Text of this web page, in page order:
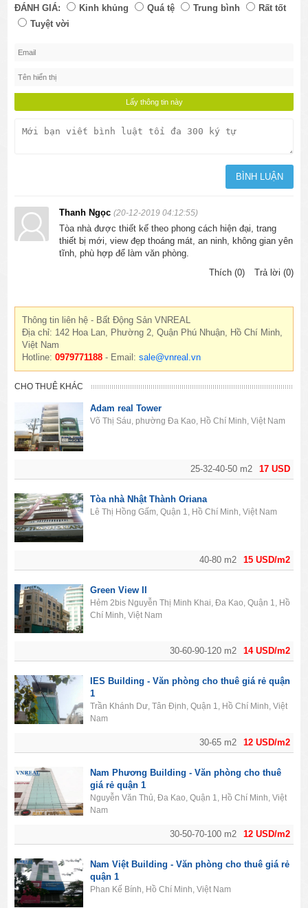
ĐÁNH GIÁ: Kinh khủng Quá tệ Trung bình
Rất tốt
Tuyệt vời
Thanh Ngọc(20-12-2019 04:12:55)
Tòa nhà được thiết kế theo phong cách hiện đại, trang
thiết bị mới, view đẹp thoáng mát, an ninh, không gian yên
tĩnh, phù hợp để làm văn phòng.
Thích (0)
Trả lời (0)
Thông tin liên hệ - Bất Động Sản VNREAL
Địa chỉ: 142 Hoa Lan, Phường 2, Quận Phú Nhuận, Hồ Chí Minh,
Việt Nam
Hotline:0979771188 - Email:sale@vnreal.vn
CHO THUÊ KHÁC
17 USD
25-32-40-50 m2
Adam real Tower
Võ Thị Sáu, phường Đa Kao, Hồ Chí Minh, Việt Nam
15 USD/m2
40-80 m2
Tòa nhà Nhật Thành Oriana
Lê Thị Hồng Gấm, Quận 1, Hồ Chí Minh, Việt Nam
14 USD/m2
30-60-90-120 m2
Green View II
Hẻm 2bis Nguyễn Thị Minh Khai, Đa Kao, Quận 1, Hồ
Chí Minh, Việt Nam
12 USD/m2
30-65 m2
IES Building - Văn phòng cho thuê giá rẻ quận
1
Trần Khánh Dư, Tân Định, Quận 1, Hồ Chí Minh, Việt
Nam
12 USD/m2
30-50-70-100 m2
Nam Phương Building - Văn phòng cho thuê
giá rẻ quận 1
Nguyễn Văn Thủ, Đa Kao, Quận 1, Hồ Chí Minh, Việt
Nam
Nam Việt Building - Văn phòng cho thuê giá rẻ
quận 1
Phan Kế Bính, Hồ Chí Minh, Việt Nam